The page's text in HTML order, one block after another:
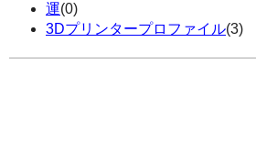
運(0)
3Dプリンタープロファイル(3)